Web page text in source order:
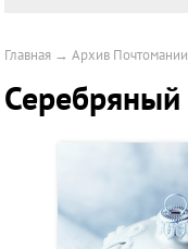
Главная →Архив Почтомании